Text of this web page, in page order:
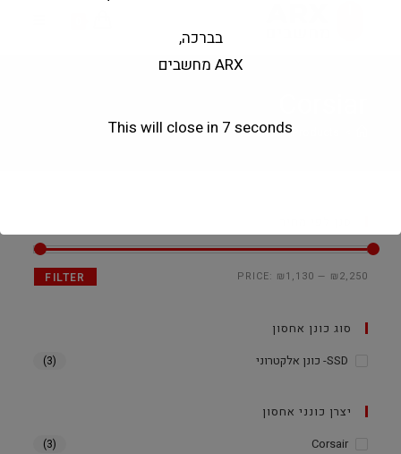
Products
>
Corsiar
FILTER PRICE: ₪1,130 — ₪2,250
סוג כונן אחסון
SSD- כונן אלקטרוני
(3)
יצרן כונני אחסון
Corsair
(3)
בברכה,
ARX מחשבים
This will close in 6 seconds